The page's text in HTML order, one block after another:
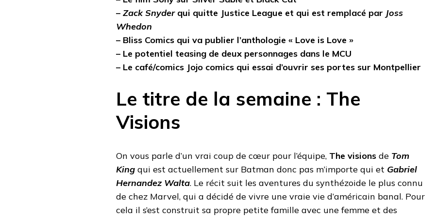
– Zack Snyderqui quitte Justice League et qui est remplacé par Joss
Whedon
– Bliss Comics qui va publier l’anthologie « Love is Love »
– Le potentiel teasing de deux personnages dans le MCU
– Le café/comics Jojo comics qui essai d’ouvrir ses portes sur Montpellier
Le titre de la semaine : The
Visions
On vous parle d’un vrai coup de cœur pour l’équipe, The visions de Tom
King qui est actuellement sur Batman donc pas m’importe qui et Gabriel
Hernandez Walta. Le récit suit les aventures du synthézoide le plus connu
de chez Marvel, qui a décidé de vivre une vraie vie d’américain banal. Pour
cela il s’est construit sa propre petite famille avec une femme et des